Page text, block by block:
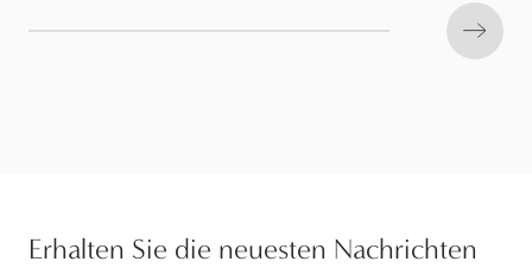
Next
Erhalten Sie die neuesten Nachrichten